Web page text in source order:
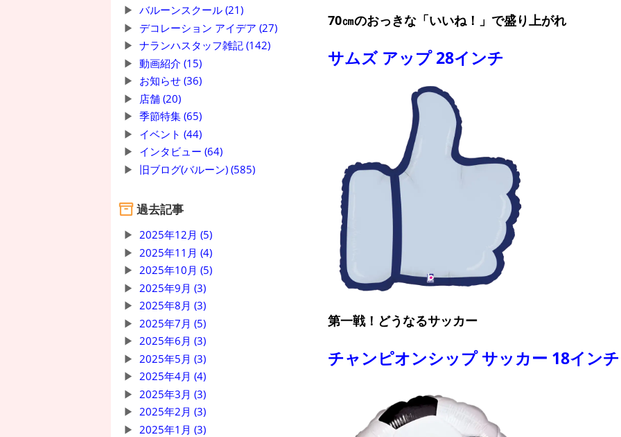
バルーンスクール (21)
デコレーション アイデア (27)
ナランハスタッフ雑記 (142)
動画紹介 (15)
お知らせ (36)
店舗 (20)
季節特集 (65)
イベント (44)
インタビュー (64)
旧ブログ(バルーン) (585)
過去記事
2025年12月 (5)
2025年11月 (4)
2025年10月 (5)
2025年9月 (3)
2025年8月 (3)
2025年7月 (5)
2025年6月 (3)
2025年5月 (3)
2025年4月 (4)
2025年3月 (3)
2025年2月 (3)
2025年1月 (3)
70㎝のおっきな「いいね！」で盛り上がれ
サムズ アップ 28インチ
第一戦！どうなるサッカー
チャンピオンシップ サッカー 18インチ